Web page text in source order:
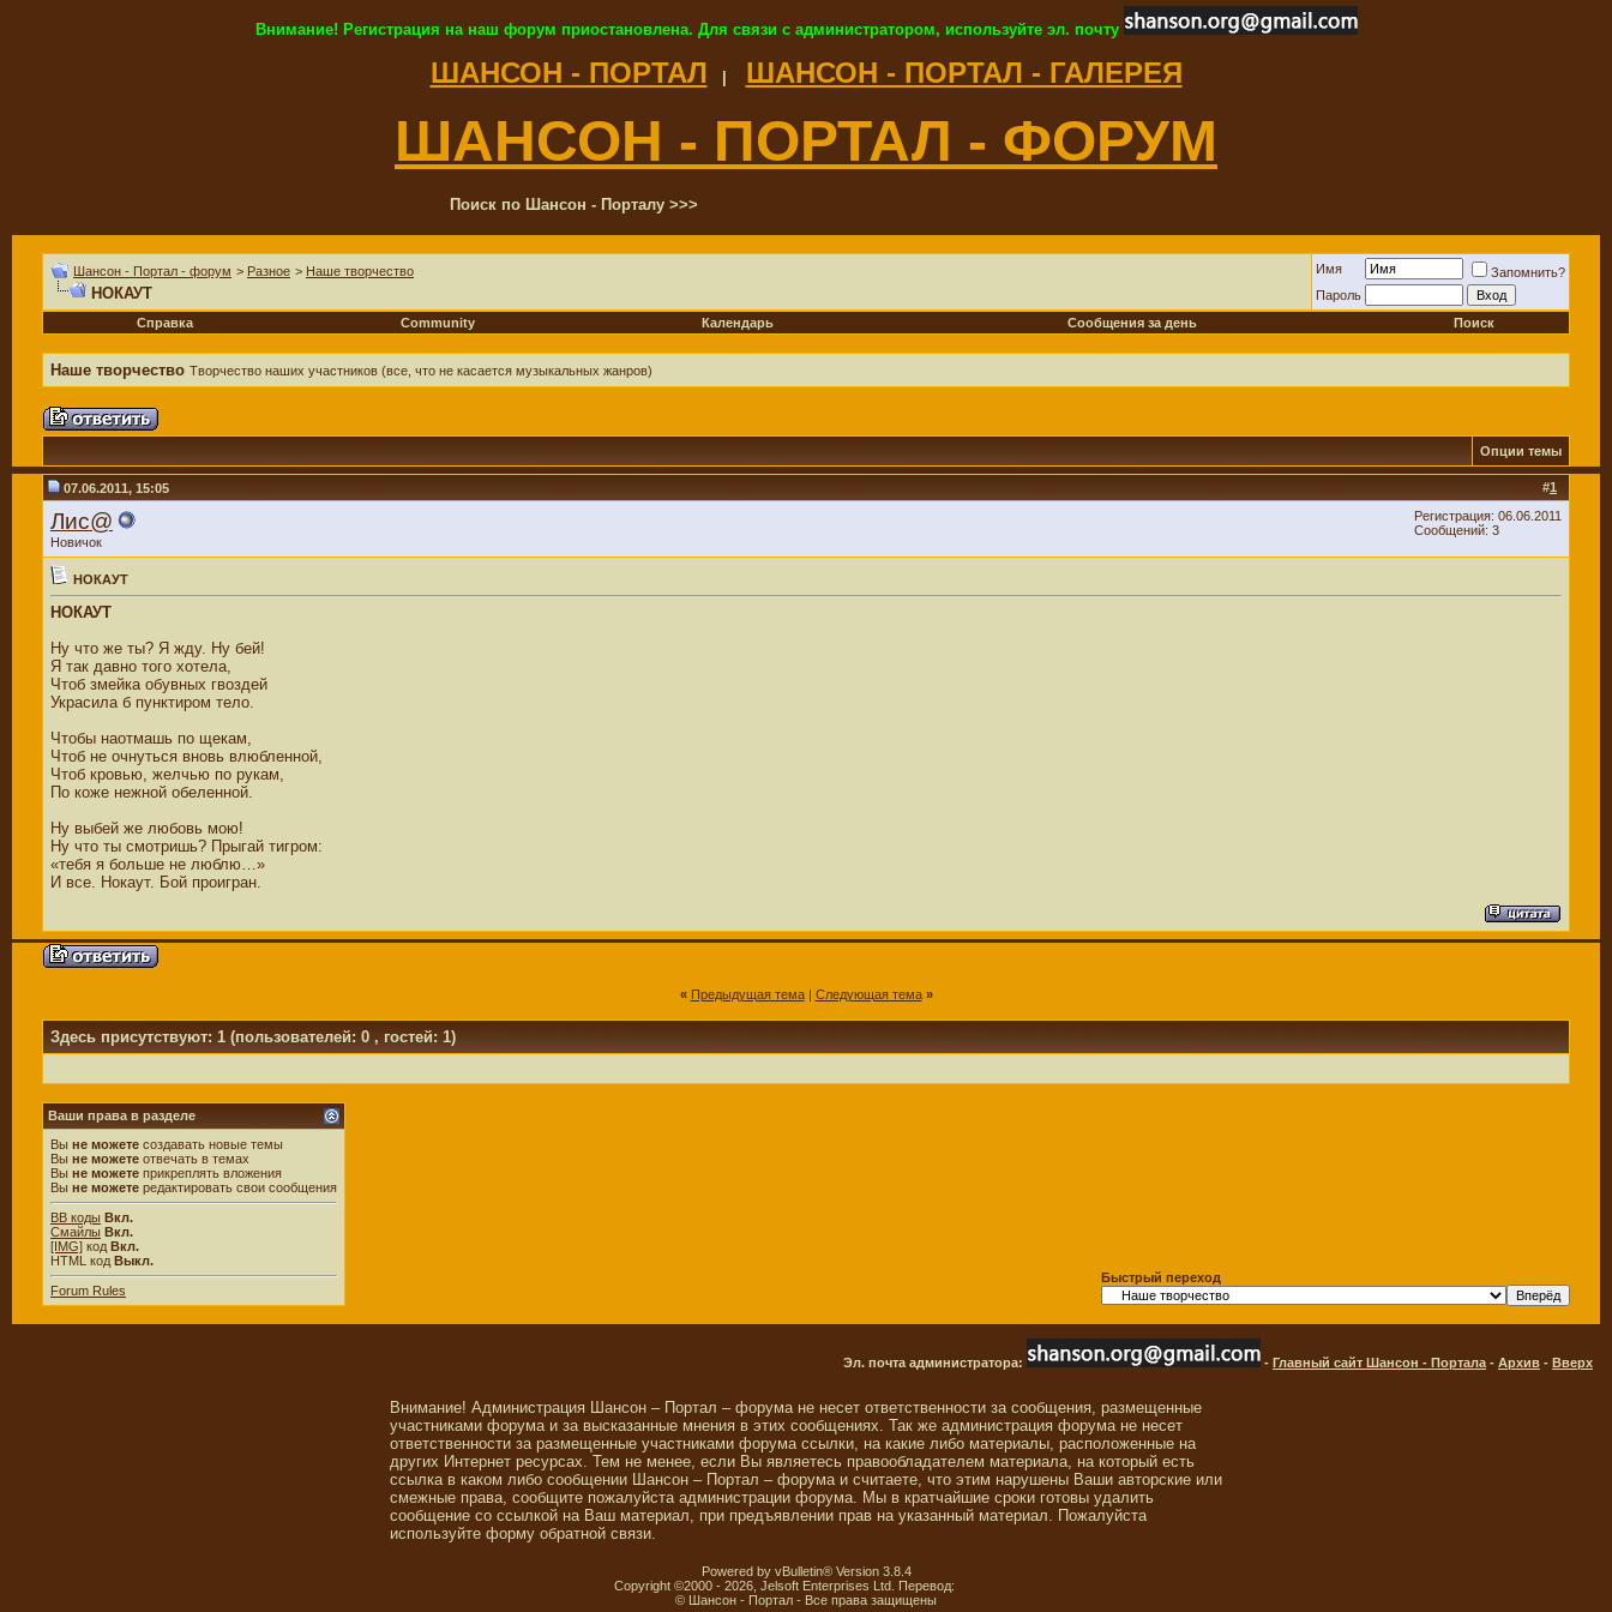
Внимание! Регистрация на наш форум приостановлена. Для связи с администратором, используйте эл. почту
ШАНСОН - ПОРТАЛ ШАНСОН - ПОРТАЛ - ГАЛЕРЕЯ
ШАНСОН - ПОРТАЛ - ФОРУМ
Поиск по Шансон - Порталу >>>
Шансон - Портал - форум > Разное > Наше творчество
НОКАУТ
Имя
Запомнить?
Пароль
Справка
Community Календарь Сообщения за день Поиск
Наше творчество Творчество наших участников (все, что не касается музыкальных жанров)
Опции темы
#1
07.06.2011, 15:05
Лис@
Новичок
Регистрация: 06.06.2011
Сообщений: 3
НОКАУТ
НОКАУТ
Ну что же ты? Я жду. Ну бей!
Я так давно того хотела,
Чтоб змейка обувных гвоздей
Украсила б пунктиром тело.
Чтобы наотмашь по щекам,
Чтоб не очнуться вновь влюбленной,
Чтоб кровью, желчью по рукам,
По коже нежной обеленной.
Ну выбей же любовь мою!
Ну что ты смотришь? Прыгай тигром:
«тебя я больше не люблю…»
И все. Нокаут. Бой проигран.
« Предыдущая тема| Следующая тема »
Здесь присутствуют: 1 (пользователей: 0 , гостей: 1)
Ваши права в разделе
Вы не можете создавать новые темы
Вы не можете отвечать в темах
Вы не можете прикреплять вложения
Вы не можете редактировать свои сообщения
BB коды Вкл.
Смайлы Вкл.
[IMG] код Вкл.
HTML код Выкл.
Forum Rules
Быстрый переход
Эл. почта администратора: - Главный сайт Шансон - Портала - Архив - Вверх
Внимание! Администрация Шансон – Портал – форума не несет ответственности за сообщения, размещенные
участниками форума и за высказанные мнения в этих сообщениях. Так же администрация форума не несет
ответственности за размещенные участниками форума ссылки, на какие либо материалы, расположенные на
других Интернет ресурсах. Тем не менее, если Вы являетесь правообладателем материала, на который есть
ссылка в каком либо сообщении Шансон – Портал – форума и считаете, что этим нарушены Ваши авторские или
смежные права, сообщите пожалуйста администрации форума. Мы в кратчайшие сроки готовы удалить
сообщение со ссылкой на Ваш материал, при предъявлении прав на указанный материал. Пожалуйста
используйте форму обратной связи.
Powered by vBulletin® Version 3.8.4
Copyright ©2000 - 2026, Jelsoft Enterprises Ltd. Перевод:
© Шансон - Портал - Все права защищены